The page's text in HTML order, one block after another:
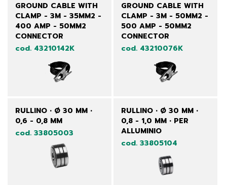
GROUND CABLE WITH
CLAMP - 3M - 35MM2 -
400 AMP - 50MM2
CONNECTOR
cod. 43210142K
GROUND CABLE WITH
CLAMP - 3M - 50MM2 -
500 AMP - 50MM2
CONNECTOR
cod. 43210076K
RULLINO • Ø 30 MM •
0,6 - 0,8 MM
cod. 33805003
RULLINO • Ø 30 MM •
0,8 - 1,0 MM • PER
ALLUMINIO
cod. 33805104